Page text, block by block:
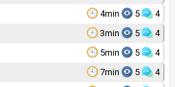
4min
5 4
3min
5 4
5min
5 4
7min
5 4